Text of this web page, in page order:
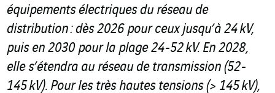
équipements électriques du réseau de
distribution : dès 2026 pour ceux jusqu’à 24 kV,
puis en 2030 pour la plage 24-52 kV. En 2028,
elle s’étendra au réseau de transmission (52-
145 kV). Pour les très hautes tensions (> 145 kV),